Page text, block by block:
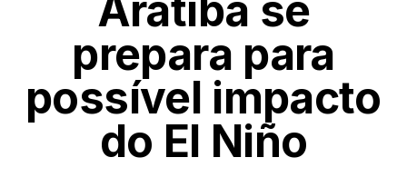
Aratiba se
prepara para
possível impacto
do El Niño